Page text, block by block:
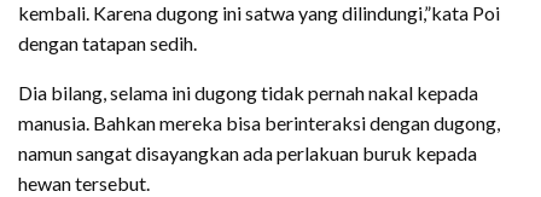
kembali. Karena dugong ini satwa yang dilindungi,”kata Poi
dengan tatapan sedih.
Dia bilang, selama ini dugong tidak pernah nakal kepada
manusia. Bahkan mereka bisa berinteraksi dengan dugong,
namun sangat disayangkan ada perlakuan buruk kepada
hewan tersebut.